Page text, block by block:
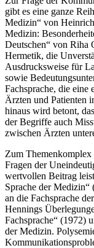
Zur Frage der
gibt es eine ganze
Medizin“ von
Medizin:
Deutschen“ von Riha
Hermetik, die
Ausdrucksweise für
sowie
Fachsprache, die eine
Ärzten und Patienten
hinaus wird betont,
der Begriffe auch
Zum
Fragen der
wertvollen Beitrag
Sprache der Medizin“ (
an die Fachsprache
Hennings
Fachsprache“ (1972)
der Medizin.